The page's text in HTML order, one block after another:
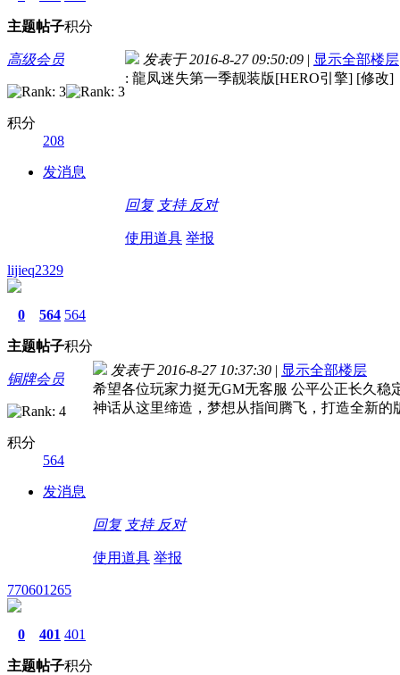
主题帖子积分
高级会员
积分
208
发消息
发表于 2016-8-27 09:50:09 | 显示全部楼层
: 龍凤迷失第一季靓装版[HERO引擎] [修改]
回复 支持 反对
使用道具 举报
lijieq2329
0
主题
564
帖子
564
积分
铜牌会员
积分
564
发消息
发表于 2016-8-27 10:37:30 | 显示全部楼层
希望各位玩家力挺无GM无客服 公平公正长久稳
神话从这里缔造，梦想从指间腾飞，打造全新的
回复 支持 反对
使用道具 举报
770601265
0
主题
401
帖子
401
积分